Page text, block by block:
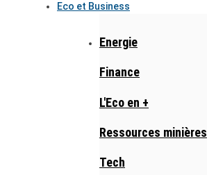
Eco et Business
Energie
Finance
L'Eco en +
Ressources minières
Tech